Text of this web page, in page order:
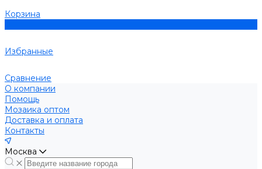
Корзина
Избранные
Сравнение
О компании
Помощь
Мозаика оптом
Доставка и оплата
Контакты
Москва